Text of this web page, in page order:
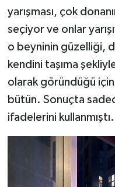
yarışması, çok
seçiyor ve onlar
o beyninin güzelliği,
kendini taşıma
olarak göründüğü
bütün. Sonuçta
ifadelerini kullanmıştı.